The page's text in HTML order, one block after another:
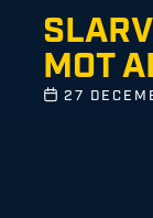
MOT
27